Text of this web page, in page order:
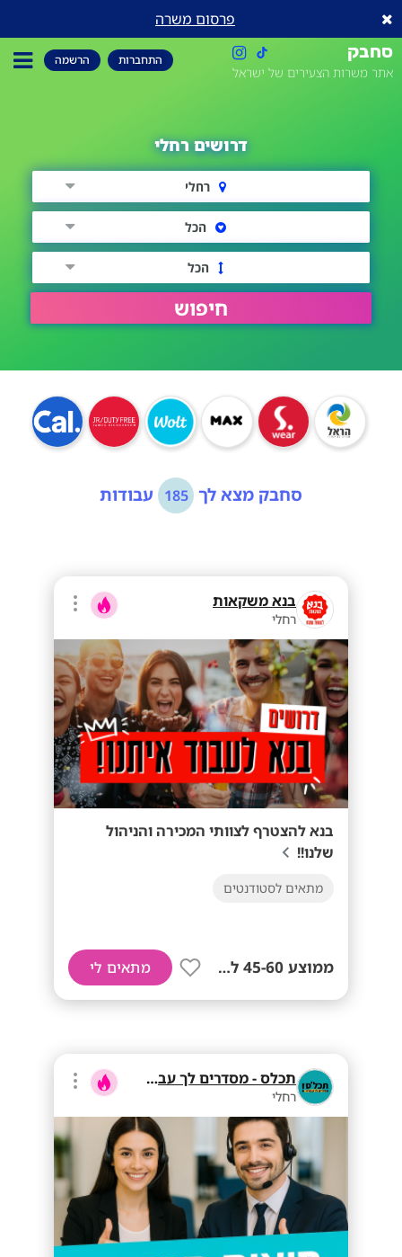
פרסום משרה
סחבק
אתר משרות הצעירים של ישראל
התחברות הרשמה
דרושים רחלי
רחלי
הכל
הכל
חיפוש
סחבק מצא לך 185 עבודות
בנא משקאות
רחלי
בנא להצטרף לצוותי המכירה והניהול
שלנו!!
מתאים לסטודנטים
ממוצע 45-60 לשעה! מתאים לי
תכלס - מסדרים לך עבודה
רחלי